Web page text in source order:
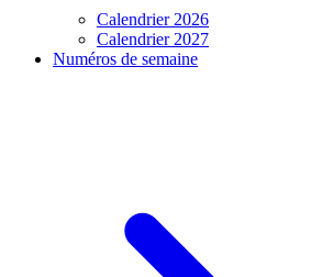
Calendrier 2026
Calendrier 2027
Numéros de semaine